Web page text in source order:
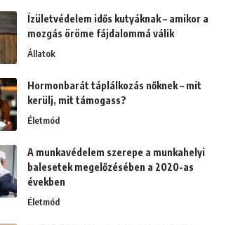
Ízületvédelem idős kutyáknak – amikor a
mozgás öröme fájdalommá válik
Állatok
Hormonbarát táplálkozás nőknek – mit
kerülj, mit támogass?
Életmód
A munkavédelem szerepe a munkahelyi
balesetek megelőzésében a 2020-as
években
Életmód